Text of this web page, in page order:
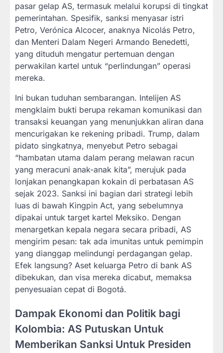
pasar gelap AS, termasuk melalui korupsi di tingkat
pemerintahan. Spesifik, sanksi menyasar istri
Petro, Verónica Alcocer, anaknya Nicolás Petro,
dan Menteri Dalam Negeri Armando Benedetti,
yang dituduh mengatur pertemuan dengan
perwakilan kartel untuk “perlindungan” operasi
mereka.
Ini bukan tuduhan sembarangan. Intelijen AS
mengklaim bukti berupa rekaman komunikasi dan
transaksi keuangan yang menunjukkan aliran dana
mencurigakan ke rekening pribadi. Trump, dalam
pidato singkatnya, menyebut Petro sebagai
“hambatan utama dalam perang melawan racun
yang meracuni anak-anak kita”, merujuk pada
lonjakan penangkapan kokain di perbatasan AS
sejak 2023. Sanksi ini bagian dari strategi lebih
luas di bawah Kingpin Act, yang sebelumnya
dipakai untuk target kartel Meksiko. Dengan
menargetkan kepala negara secara pribadi, AS
mengirim pesan: tak ada imunitas untuk pemimpin
yang dianggap melindungi perdagangan gelap.
Efek langsung? Aset keluarga Petro di bank AS
dibekukan, dan visa mereka dicabut, memaksa
penyesuaian cepat di Bogotá.
Dampak Ekonomi dan Politik bagi
Kolombia: AS Putuskan Untuk
Memberikan Sanksi Untuk Presiden